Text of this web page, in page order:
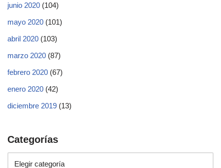
junio 2020 (104)
mayo 2020 (101)
abril 2020 (103)
marzo 2020 (87)
febrero 2020 (67)
enero 2020 (42)
diciembre 2019 (13)
Categorías